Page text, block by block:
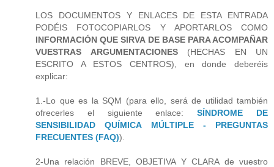
LOS DOCUMENTOS Y ENLACES DE ESTA ENTRADA
PODÉIS FOTOCOPIARLOS Y APORTARLOS COMO
INFORMACIÓN QUE SIRVA DE BASE PARA ACOMPAÑAR
VUESTRAS ARGUMENTACIONES(HECHAS EN UN
ESCRITO A ESTOS CENTROS), en donde deberéis
explicar:
1.-Lo que es la SQM (para ello, será de utilidad también
ofrecerles el siguiente enlace:SÍNDROME DE
SENSIBILIDAD QUÍMICA MÚLTIPLE - PREGUNTAS
FRECUENTES (FAQ)).
2-Una relación BREVE, OBJETIVA Y CLARA de vuestro